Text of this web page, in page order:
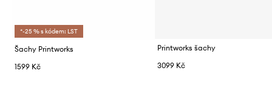
*-25 % s kódem: LST
Šachy Printworks
1599 Kč
Printworks šachy
3099 Kč